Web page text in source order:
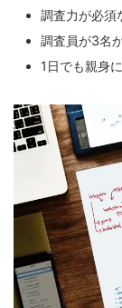
調査力が必須
調査員が3名
1日でも親身